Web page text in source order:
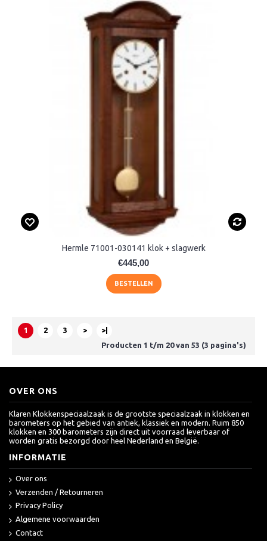
Hermle 71001-030141 klok + slagwerk
€445,00
BESTELLEN
1 2 3 >
>|
Producten 1 t/m 20 van 53 (3 pagina's)
OVER ONS
Klaren Klokkenspeciaalzaak is de grootste speciaalzaak in klokken en
barometers op het gebied van antiek, klassiek en modern. Ruim 850
klokken en 300 barometers zijn direct uit voorraad leverbaar of
worden gratis bezorgd door heel Nederland en België.
INFORMATIE
Over ons
Verzenden / Retourneren
Privacy Policy
Algemene voorwaarden
Contact